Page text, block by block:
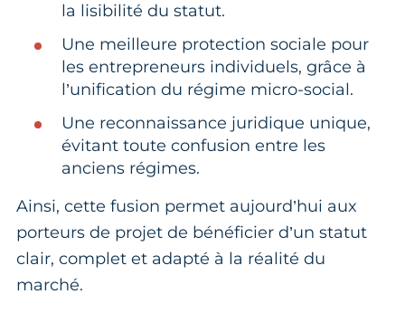
la lisibilité du statut.
Une meilleure protection sociale pour
les entrepreneurs individuels, grâce à
l’unification du régime micro-social.
Une reconnaissance juridique unique,
évitant toute confusion entre les
anciens régimes.
Ainsi, cette fusion permet aujourd’hui aux
porteurs de projet de bénéficier d’un statut
clair, complet et adapté à la réalité du
marché.